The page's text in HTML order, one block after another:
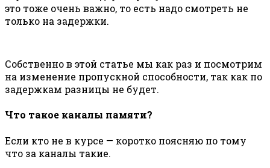
это тоже очень важно, то есть надо смотреть не
только на задержки.
Собственно в этой статье мы как раз и посмотрим
на изменение пропускной способности, так как по
задержкам разницы не будет.
Что такое каналы памяти?
Если кто не в курсе — коротко поясняю по тому
что за каналы такие.